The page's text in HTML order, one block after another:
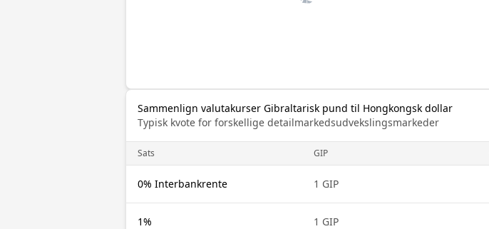
Sammenlign valutakurser Gibraltarisk pund til Hongkongsk dollar
Typisk kvote for forskellige detailmarkedsudvekslingsmarkeder
Sats GIP
0% Interbankrente 1 GIP
1% 1 GIP